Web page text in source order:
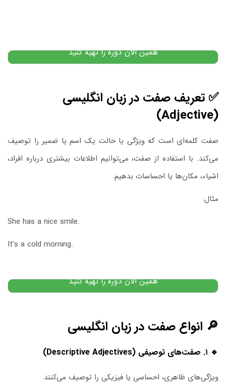
همین الان دوره را تهیه کنید
✅ تعریف صفت در زبان انگلیسی
(Adjective)
صفت کلمه‌ای است که ویژگی یا حالت یک اسم یا ضمیر را توصیف
می‌کند. با استفاده از صفت، می‌توانیم اطلاعات بیشتری درباره افراد،
اشیاء، مکان‌ها یا احساسات بدهیم.
مثال:
She has a nice smile.
It’s a cold morning.
دوره جامع آموزش آیلتس | آمادگی کامل برای موفقیت در
همین الان دوره را تهیه کنید
🔎 انواع صفت در زبان انگلیسی
🔹 ۱. صفت‌های توصیفی (Descriptive Adjectives)
ویژگی‌های ظاهری، احساسی یا فیزیکی را توصیف می‌کنند.